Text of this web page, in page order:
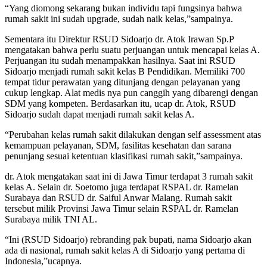
“Yang diomong sekarang bukan individu tapi fungsinya bahwa
rumah sakit ini sudah upgrade, sudah naik kelas,”sampainya.
Sementara itu Direktur RSUD Sidoarjo dr. Atok Irawan Sp.P
mengatakan bahwa perlu suatu perjuangan untuk mencapai kelas A.
Perjuangan itu sudah menampakkan hasilnya. Saat ini RSUD
Sidoarjo menjadi rumah sakit kelas B Pendidikan. Memiliki 700
tempat tidur perawatan yang ditunjang dengan pelayanan yang
cukup lengkap. Alat medis nya pun canggih yang dibarengi dengan
SDM yang kompeten. Berdasarkan itu, ucap dr. Atok, RSUD
Sidoarjo sudah dapat menjadi rumah sakit kelas A.
“Perubahan kelas rumah sakit dilakukan dengan self assessment atas
kemampuan pelayanan, SDM, fasilitas kesehatan dan sarana
penunjang sesuai ketentuan klasifikasi rumah sakit,”sampainya.
dr. Atok mengatakan saat ini di Jawa Timur terdapat 3 rumah sakit
kelas A. Selain dr. Soetomo juga terdapat RSPAL dr. Ramelan
Surabaya dan RSUD dr. Saiful Anwar Malang. Rumah sakit
tersebut milik Provinsi Jawa Timur selain RSPAL dr. Ramelan
Surabaya milik TNI AL.
“Ini (RSUD Sidoarjo) rebranding pak bupati, nama Sidoarjo akan
ada di nasional, rumah sakit kelas A di Sidoarjo yang pertama di
Indonesia,”ucapnya.